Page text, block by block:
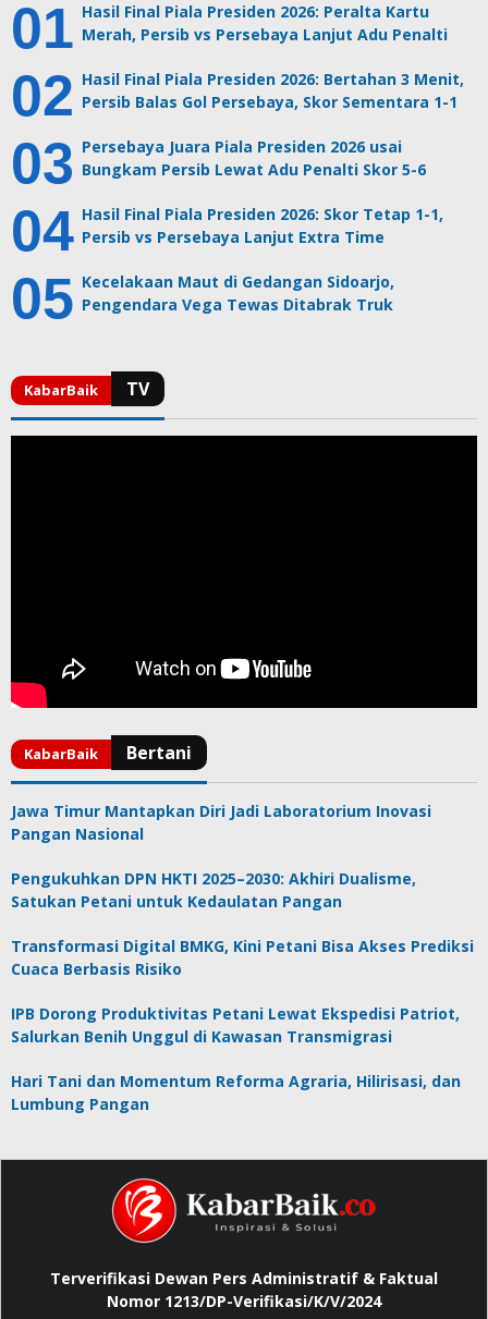
Hasil Final Piala Presiden 2026: Peralta Kartu
Merah, Persib vs Persebaya Lanjut Adu Penalti
Hasil Final Piala Presiden 2026: Bertahan 3 Menit,
Persib Balas Gol Persebaya, Skor Sementara 1-1
Persebaya Juara Piala Presiden 2026 usai
Bungkam Persib Lewat Adu Penalti Skor 5-6
Hasil Final Piala Presiden 2026: Skor Tetap 1-1,
Persib vs Persebaya Lanjut Extra Time
Kecelakaan Maut di Gedangan Sidoarjo,
Pengendara Vega Tewas Ditabrak Truk
Jawa Timur Mantapkan Diri Jadi Laboratorium Inovasi
Pangan Nasional
Pengukuhkan DPN HKTI 2025–2030: Akhiri Dualisme,
Satukan Petani untuk Kedaulatan Pangan
Transformasi Digital BMKG, Kini Petani Bisa Akses Prediksi
Cuaca Berbasis Risiko
IPB Dorong Produktivitas Petani Lewat Ekspedisi Patriot,
Salurkan Benih Unggul di Kawasan Transmigrasi
Hari Tani dan Momentum Reforma Agraria, Hilirisasi, dan
Lumbung Pangan
Terverifikasi Dewan Pers Administratif & Faktual
Nomor 1213/DP-Verifikasi/K/V/2024